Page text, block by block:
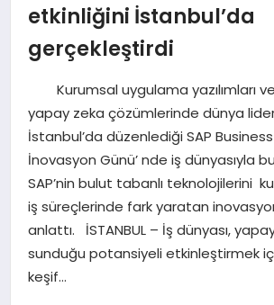
TEKNOLOJI
EĞITIM
MAGAZIN
SPOR
YAŞAM
etkinliğini İstanbul’da
gerçekleştirdi
Kurumsal uygulama yazılımları ve
yapay zeka çözümlerinde dünya
İstanbul’da düzenlediği SAP
İnovasyon Günü’ nde iş dünyasıyla
SAP’nin bulut tabanlı teknolojilerini
iş süreçlerinde fark yaratan
anlattı. İSTANBUL – İş dünyası,
sunduğu potansiyeli etkinleştirmek
keşif…